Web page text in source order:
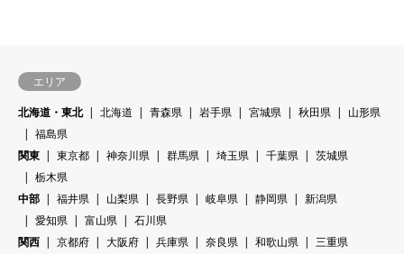
エリア
北海道・東北
北海道 青森県 岩手県 宮城県 秋田県
山形県
福島県
関東
東京都 神奈川県 群馬県 埼玉県 千葉県
茨城県
栃木県
中部
福井県 山梨県 長野県 岐阜県 静岡県
新潟県
愛知県
富山県
石川県
関西
京都府 大阪府 兵庫県 奈良県 和歌山県
三重県